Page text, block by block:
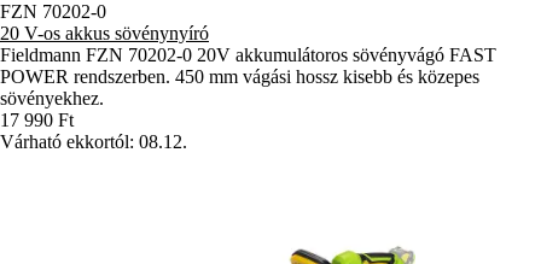
FZN 70202-0
20 V-os akkus sövénynyíró
Fieldmann FZN 70202-0 20V akkumulátoros sövényvágó FAST
POWER rendszerben. 450 mm vágási hossz kisebb és közepes
sövényekhez.
17 990 Ft
Várható ekkortól: 08.12.